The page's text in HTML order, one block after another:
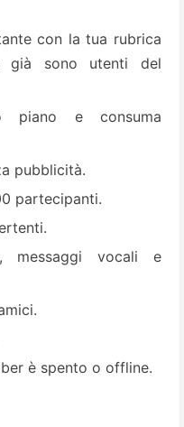
con la tua rubrica
già sono utenti del
piano e consuma
pubblicità.
partecipanti.
messaggi vocali e
è spento o offline.